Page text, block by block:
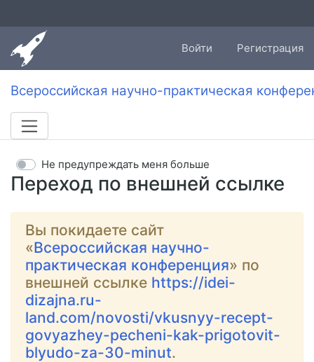
Войти Регистрация
Всероссийская научно-практическая
Переход по внешней ссылке
Не предупреждать меня больше
Вы покидаете сайт
«Всероссийская научно-
практическая конференция» по
внешней ссылке https://idei-
dizajna.ru-
land.com/novosti/vkusnyy-recept-
govyazhey-pecheni-kak-prigotovit-
blyudo-za-30-minut.